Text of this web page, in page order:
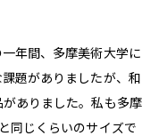
年間、多摩美術大学に
題がありましたが、和
ありました。私も多摩
同じくらいのサイズで